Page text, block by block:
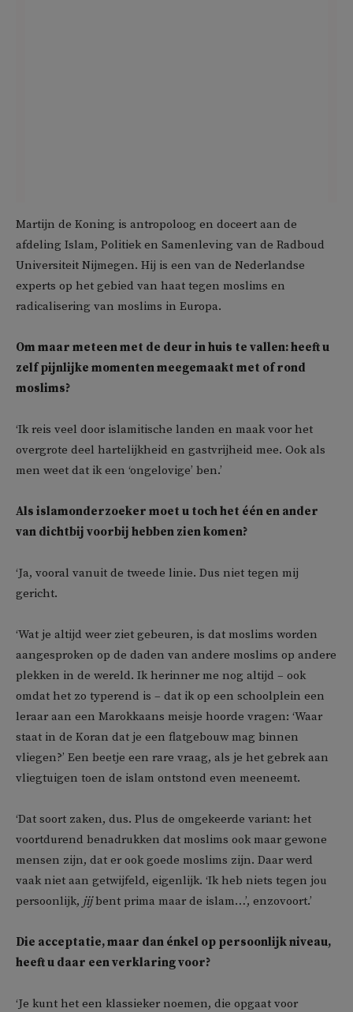
Martijn de Koning is antropoloog en doceert aan de
afdeling Islam, Politiek en Samenleving van de Radboud
Universiteit Nijmegen. Hij is een van de Nederlandse
experts op het gebied van haat tegen moslims en
radicalisering van moslims in Europa.
Om maar meteen met de deur in huis te vallen: heeft u
zelf pijnlijke momenten meegemaakt met of rond
moslims?
‘Ik reis veel door islamitische landen en maak voor het
overgrote deel hartelijkheid en gastvrijheid mee. Ook als
men weet dat ik een ‘ongelovige’ ben.’
Als islamonderzoeker moet u toch het één en ander
van dichtbij voorbij hebben zien komen?
‘Ja, vooral vanuit de tweede linie. Dus niet tegen mij
gericht.
‘Wat je altijd weer ziet gebeuren, is dat moslims worden
aangesproken op de daden van andere moslims op andere
plekken in de wereld. Ik herinner me nog altijd – ook
omdat het zo typerend is – dat ik op een schoolplein een
leraar aan een Marokkaans meisje hoorde vragen: ‘Waar
staat in de Koran dat je een flatgebouw mag binnen
vliegen?’ Een beetje een rare vraag, als je het gebrek aan
vliegtuigen toen de islam ontstond even meeneemt.
‘Dat soort zaken, dus. Plus de omgekeerde variant: het
voortdurend benadrukken dat moslims ook maar gewone
mensen zijn, dat er ook goede moslims zijn. Daar werd
vaak niet aan getwijfeld, eigenlijk. ‘Ik heb niets tegen jou
persoonlijk, jijbent prima maar de islam…’, enzovoort.’
Die acceptatie, maar dan énkel op persoonlijk niveau,
heeft u daar een verklaring voor?
‘Je kunt het een klassieker noemen, die opgaat voor